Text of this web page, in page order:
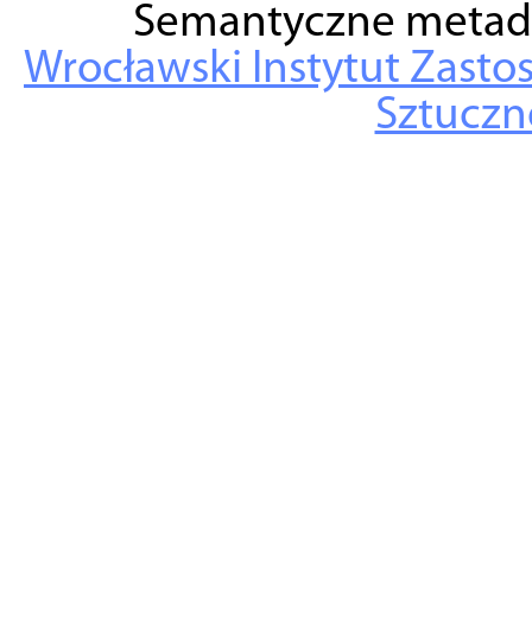
Semantyczne
Wrocławski Instytut